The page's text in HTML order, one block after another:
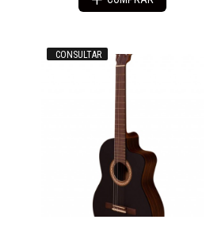
CONSULTAR
85 $331.46750